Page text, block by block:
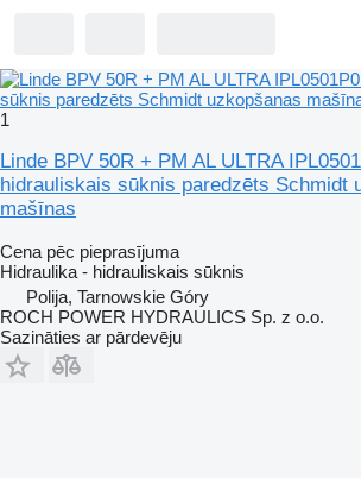
1
Linde BPV 50R + PM AL ULTRA
hidrauliskais sūknis paredzēts Schmidt
mašīnas
Cena pēc pieprasījuma
Hidraulika - hidrauliskais sūknis
Polija, Tarnowskie Góry
ROCH POWER HYDRAULICS Sp. z o.o.
Sazināties ar pārdevēju